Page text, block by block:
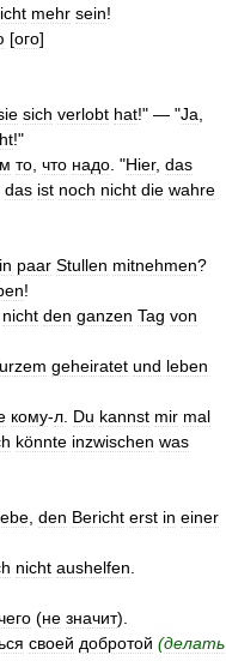
mehr sein!
[ого]
sich verlobt hat!" — "Ja
!"
то что надо . "Hier, das
das ist noch nicht die wahre
paar Stullen mitnehmen?
!
nicht den ganzen Tag von
geheiratet und leben
кому-л Du kannst mir mal
könnte inzwischen was
den Bericht erst in einer
nicht aushelfen
(не значит).
своей добротой (делать